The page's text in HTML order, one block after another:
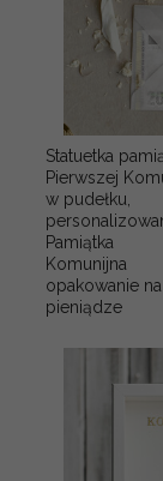
Statuetka
Pierwszej
w pudełku,
Pamiątka
Komunijna
opakowanie na
pieniądze